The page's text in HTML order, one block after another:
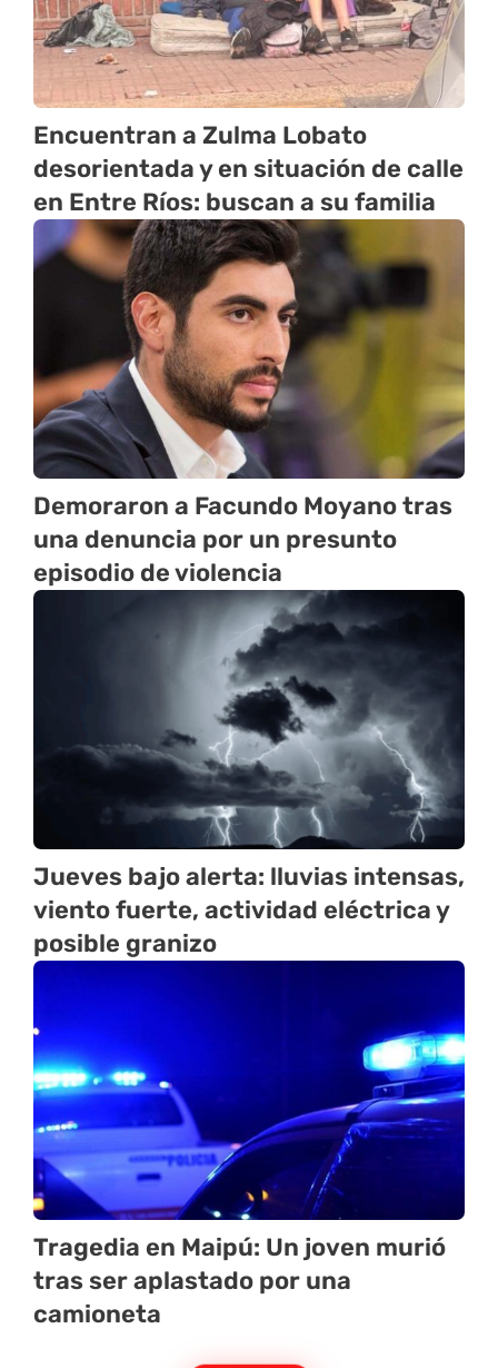
Encuentran a Zulma Lobato
desorientada y en situación de calle
en Entre Ríos: buscan a su familia
Demoraron a Facundo Moyano tras
una denuncia por un presunto
episodio de violencia
Jueves bajo alerta: lluvias intensas,
viento fuerte, actividad eléctrica y
posible granizo
Tragedia en Maipú: Un joven murió
tras ser aplastado por una
camioneta